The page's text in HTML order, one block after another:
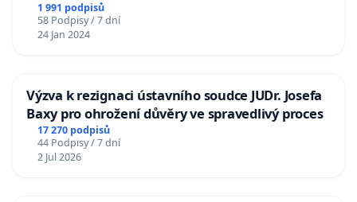
1 991 podpisů
58 Podpisy / 7 dní
24 Jan 2024
Výzva k rezignaci ústavního soudce JUDr. Josefa
Baxy pro ohrožení důvěry ve spravedlivý proces
17 270 podpisů
44 Podpisy / 7 dní
2 Jul 2026